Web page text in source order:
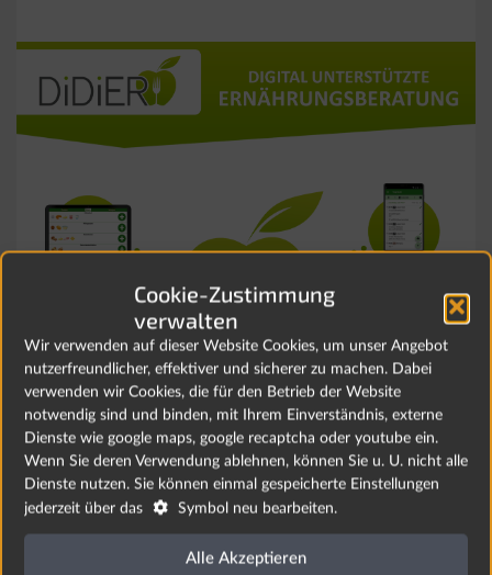
Cookie-Zustimmung
verwalten
Wir verwenden auf dieser Website Cookies, um unser Angebot
nutzerfreundlicher, effektiver und sicherer zu machen. Dabei
verwenden wir Cookies, die für den Betrieb der Website
notwendig sind und binden, mit Ihrem Einverständnis, externe
Dienste wie google maps, google recaptcha oder youtube ein.
Wenn Sie deren Verwendung ablehnen, können Sie u. U. nicht alle
Dienste nutzen. Sie können einmal gespeicherte Einstellungen
jederzeit über das
 Symbol neu bearbeiten.
Alle Akzeptieren